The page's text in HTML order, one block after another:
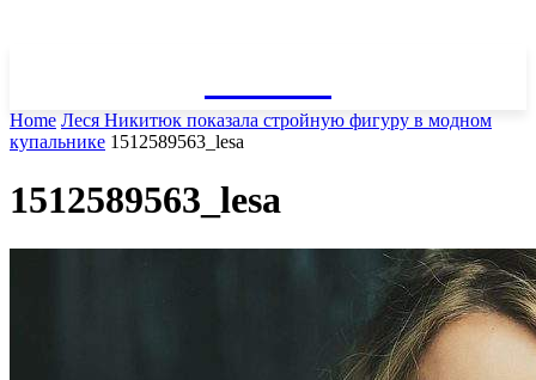
Home Леся Никитюк показала стройную фигуру в модном
купальнике 1512589563_lesa
1512589563_lesa